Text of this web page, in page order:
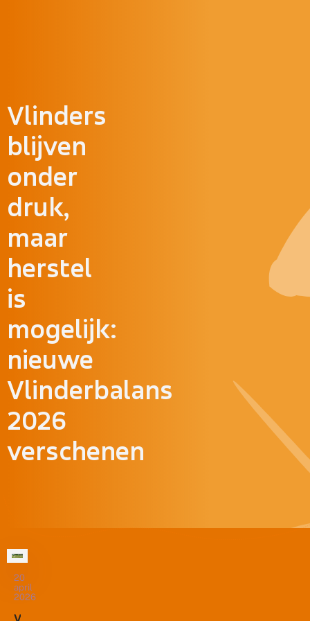
Vlinders
blijven
onder
druk,
maar
herstel
is
mogelijk:
nieuwe
Vlinderbalans
2026
verschenen
20
april
2026